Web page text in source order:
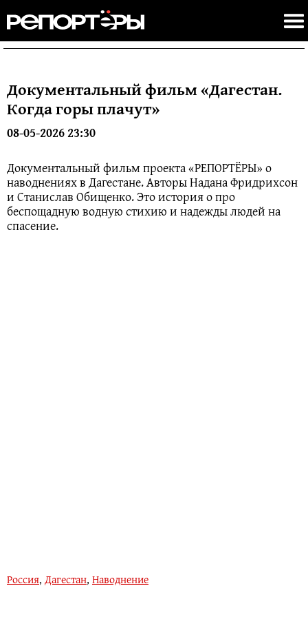
Документальный фильм «Дагестан.
Когда горы плачут»
08-05-2026 23:30
Документальный фильм проекта «РЕПОРТЁРЫ» о
наводнениях в Дагестане. Авторы Надана Фридрихсон
и Станислав Обищенко. Это история о про
беспощадную водную стихию и надежды людей на
спасение.
Россия, Дагестан, Наводнение